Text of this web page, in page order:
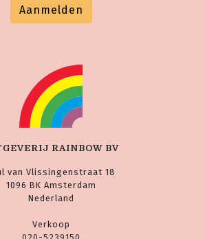
Aanmelden
RAINBOW BV
van Vlissingenstraat 18
1096 BK Amsterdam
Nederland
Verkoop